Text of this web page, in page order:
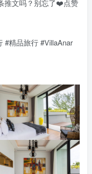
推文吗？别忘了❤️点赞
#精品旅行 #VillaAnar